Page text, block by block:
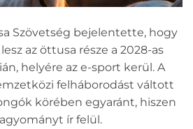
Szövetség bejelentette, hogy
az öttusa része a 2028-as
helyére az e-sport kerül. A
felháborodást váltott
körében egyaránt, hiszen
ír felül.